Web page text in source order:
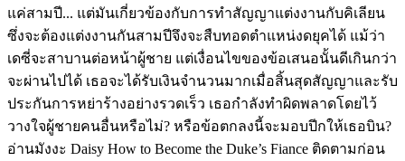
แค่สามปี... แต่มันเกี่ยวข้องกับการทำสัญญาแต่งงานกับคิเลียน
ซึ่งจะต้องแต่งงานกันสามปีจึงจะสืบทอดตำแหน่งดยุคได้ แม้ว่า
เดซี่จะสาบานต่อหน้าผู้ชาย แต่เงื่อนไขของข้อเสนอนั้นดีเกินกว่า
จะผ่านไปได้ เธอจะได้รับเงินจำนวนมากเมื่อสิ้นสุดสัญญาและรับ
ประกันการหย่าร้างอย่างรวดเร็ว เธอกำลังทำผิดพลาดโดยไว้
วางใจผู้ชายคนอื่นหรือไม่? หรือข้อตกลงนี้จะมอบปีกให้เธอบิน?
อ่านมังงะ Daisy How to Become the Duke’s Fiance ติดตามก่อน